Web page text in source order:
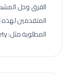
الفرق وحل
المتقدمين لهذه
المطلوبة مثل: Advanced Scaffolding، Supervision، Safety.